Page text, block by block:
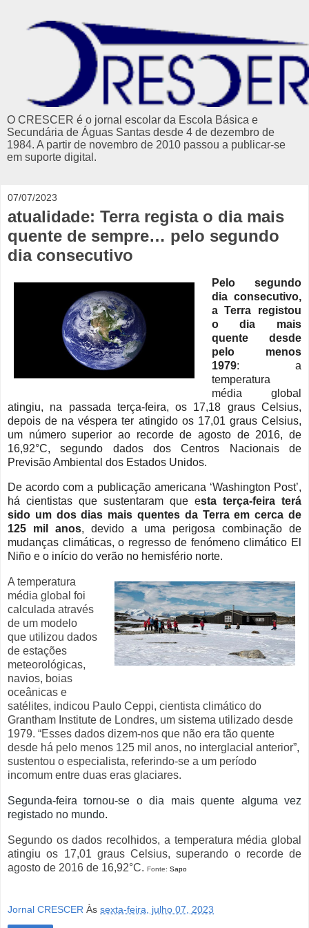
O CRESCER é o jornal escolar da Escola Básica e
Secundária de Águas Santas desde 4 de dezembro de
1984. A partir de novembro de 2010 passou a publicar-se
em suporte digital.
07/07/2023
atualidade: Terra regista o dia mais
quente de sempre… pelo segundo
dia consecutivo
Pelo segundo
dia consecutivo,
a Terra registou
o dia mais
quente desde
pelo menos
1979: a
temperatura
média global
atingiu, na passada terça-feira, os 17,18 graus Celsius,
depois de na véspera ter atingido os 17,01 graus Celsius,
um número superior ao recorde de agosto de 2016, de
16,92°C, segundo dados dos Centros Nacionais de
Previsão Ambiental dos Estados Unidos.
De acordo com a publicação americana ‘Washington Post’,
há cientistas que sustentaram que esta terça-feira terá
sido um dos dias mais quentes da Terra em cerca de
125 mil anos, devido a uma perigosa combinação de
mudanças climáticas, o regresso de fenómeno climático El
Niño e o início do verão no hemisfério norte.
A temperatura
média global foi
calculada através
de um modelo
que utilizou dados
de estações
meteorológicas,
navios, boias
oceânicas e
satélites, indicou Paulo Ceppi, cientista climático do
Grantham Institute de Londres, um sistema utilizado desde
1979. “Esses dados dizem-nos que não era tão quente
desde há pelo menos 125 mil anos, no interglacial anterior”,
sustentou o especialista, referindo-se a um período
incomum entre duas eras glaciares.
Segunda-feira tornou-se o dia mais quente alguma vez
registado no mundo.
Segundo os dados recolhidos, a temperatura média global
atingiu os 17,01 graus Celsius, superando o recorde de
agosto de 2016 de 16,92°C. Fonte: Sapo
Jornal CRESCER Às sexta-feira, julho 07, 2023